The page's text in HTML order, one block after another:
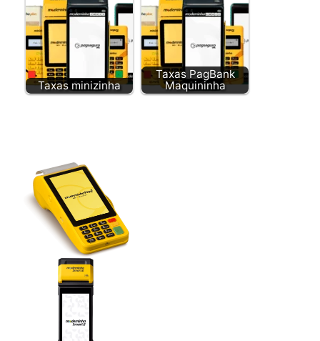
Taxas minizinha
Taxas PagBank
Maquininha